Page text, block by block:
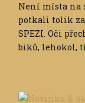
Není místa na
potkali tolik
SPEZI. Oči
biků, lehokol,